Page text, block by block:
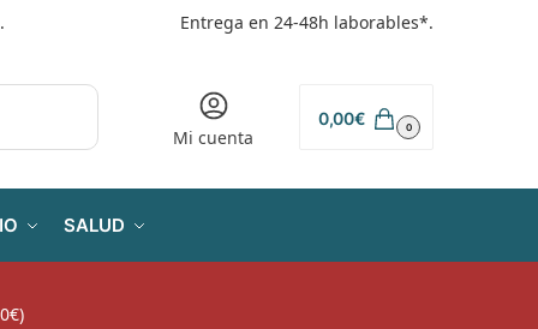
Entrega en 24-48h laborables*.
Mi cuenta
0,00€ 0
SALUD